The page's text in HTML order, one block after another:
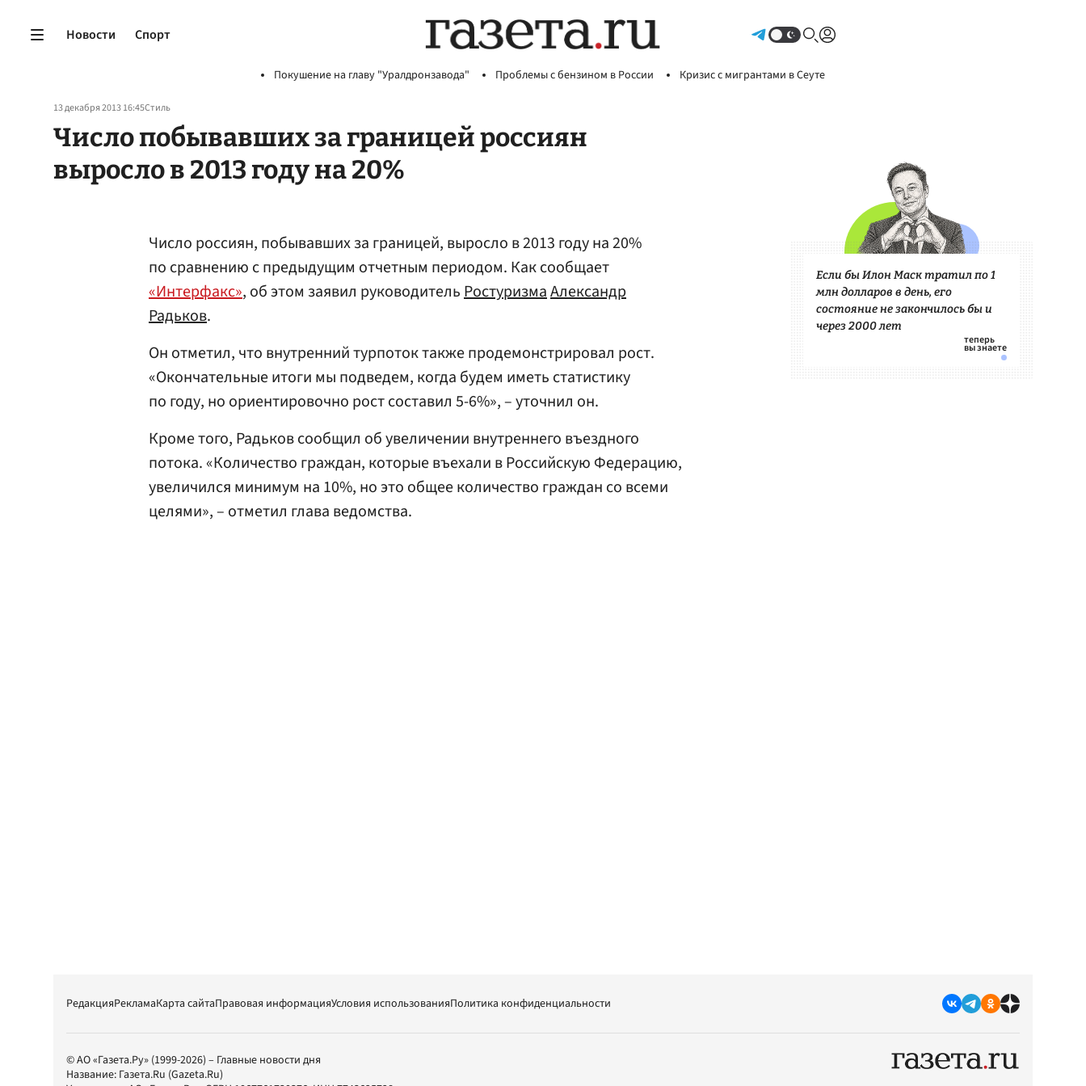
Новости Спорт
Покушение на главу "Уралдронзавода" Проблемы с бензином в России Кризис с мигрантами в Сеуте
13 декабря 2013 16:45Стиль
Число побывавших за границей россиян
выросло в 2013 году на 20%
Число россиян, побывавших за границей, выросло в 2013 году на 20%
по сравнению с предыдущим отчетным периодом. Как сообщает
«Интерфакс», об этом заявил руководительРостуризмаАлександр
Радьков.
Он отметил, что внутренний турпоток также продемонстрировал рост.
«Окончательные итоги мы подведем, когда будем иметь статистику
по году, но ориентировочно рост составил 5-6%», – уточнил он.
Кроме того, Радьков сообщил об увеличении внутреннего въездного
потока. «Количество граждан, которые въехали в Российскую Федерацию,
увеличился минимум на 10%, но это общее количество граждан со всеми
целями», – отметил глава ведомства.
Если бы Илон Маск тратил по 1
млн долларов в день, его
состояние не закончилось бы и
через 2000 лет
РедакцияРекламаКарта сайтаПравовая информацияУсловия использованияПолитика конфиденциальности
© АО «Газета.Ру» (1999-2026) – Главные новости дня
Название: Газета.Ru (Gazeta.Ru)